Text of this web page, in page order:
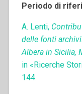
Periodo di
A. Lenti,
delle fonti
Albera in Sicilia,
in «Ricerche
144.